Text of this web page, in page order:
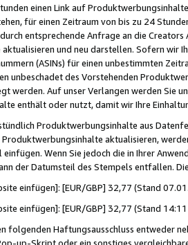
einen Link auf
für einen Zeitraum von bis zu 24
entsprechende Anfrage an die
und neu darstellen. Sofern wir
(ASINs) für einen unbestimmten
unbeschadet des Vorstehenden
werden. Auf unser Verlangen werden Sie
enthält oder nutzt, damit wir Ihre
Produktwerbungsinhalte aus
aktualisieren,
Wenn Sie jedoch die in Ihrer
der Datumsteil des Stempels entfallen.
einfügen]: [EUR/GBP] 32,77 (Stand
einfügen]: [EUR/GBP] 32,77 (Stand
folgenden Haftungsausschluss entweder
up-Skript oder ein sonstiges